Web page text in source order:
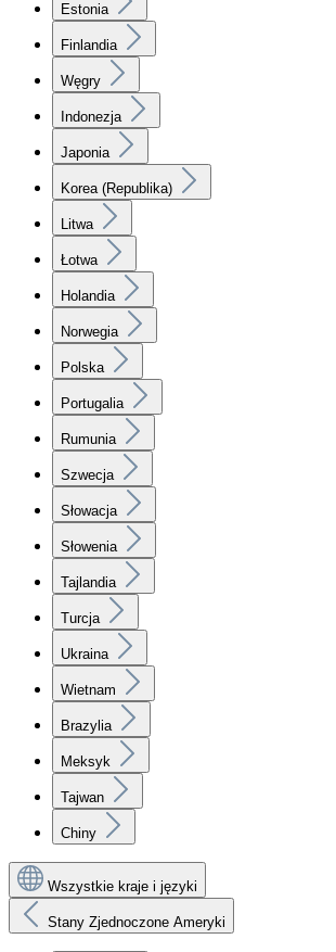
Estonia
Finlandia
Węgry
Indonezja
Japonia
Korea (Republika)
Litwa
Łotwa
Holandia
Norwegia
Polska
Portugalia
Rumunia
Szwecja
Słowacja
Słowenia
Tajlandia
Turcja
Ukraina
Wietnam
Brazylia
Meksyk
Tajwan
Chiny
Wszystkie kraje i języki
Stany Zjednoczone Ameryki